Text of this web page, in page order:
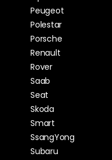
Peugeot
Polestar
Porsche
Renault
Rover
Saab
Seat
Skoda
Smart
SsangYong
Subaru